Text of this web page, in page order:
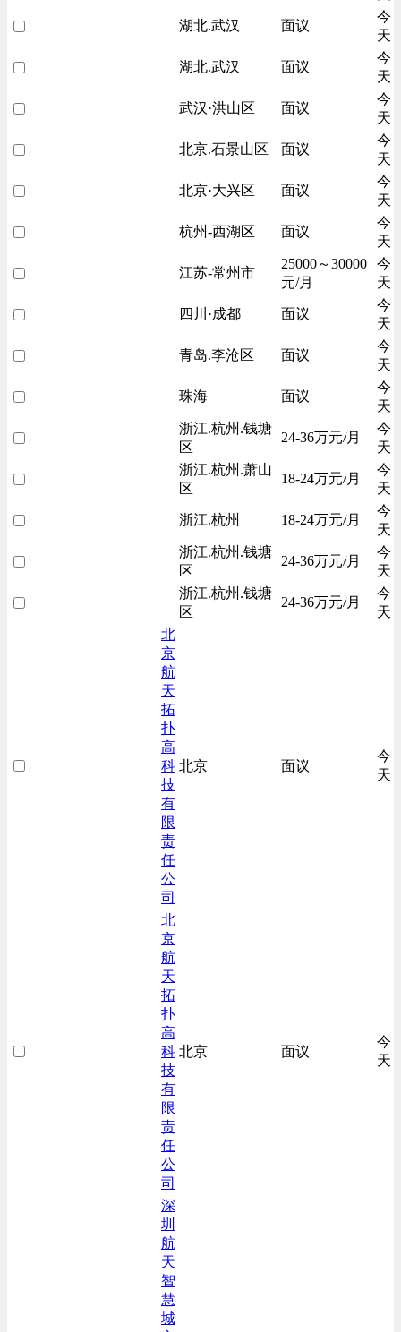
湖北.武汉 面议
今
天
湖北.武汉 面议
今
天
武汉·洪山区 面议
今
天
北京.石景山区 面议
今
天
北京·大兴区 面议
今
天
杭州-西湖区 面议
今
天
江苏-常州市
25000～30000
元/月
今
天
四川·成都 面议
今
天
青岛.李沧区 面议
今
天
珠海 面议
今
天
浙江.杭州.钱塘
区
24-36万元/月
今
天
浙江.杭州.萧山
区
18-24万元/月
今
天
浙江.杭州 18-24万元/月
今
天
浙江.杭州.钱塘
区
24-36万元/月
今
天
浙江.杭州.钱塘
区
24-36万元/月
今
天
北
京
航
天
拓
扑
高
科
技
有
限
责
任
公
司
北京 面议
今
天
北
京
航
天
拓
扑
高
科
技
有
限
责
任
公
司
北京 面议
今
天
深
圳
航
天
智
慧
城